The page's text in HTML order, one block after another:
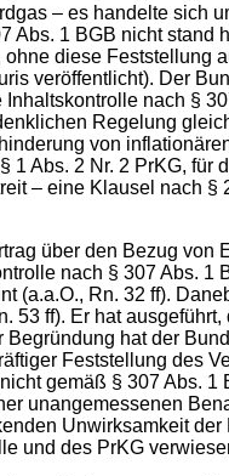
– es handelte sich
Abs. 1 BGB nicht stand
diese Feststellung
veröffentlicht). Der
nach §
Regelung
von
Abs. 2 Nr. 2 PrKG, für
– eine Klausel nach §
über den Bezug von
nach § 307 Abs. 1
(a.a.O., Rn. 32 ff).
53 ff). Er hat
hat der
Feststellung des
gemäß § 307 Abs. 1
unangemessenen
Unwirksamkeit
und des PrKG